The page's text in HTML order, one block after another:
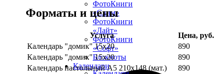
ФотоКниги
«Слим»
ФотоКниги
«Лайт»
ФотоКниги
«Софт»
Блокноты
Календари
Форматы и цены
Услуга
Цена, руб.
Календарь "домик" 15х20
890
Календарь "домик" 15х20
890
Календарь настольный А5 210х148 (мат.)
890